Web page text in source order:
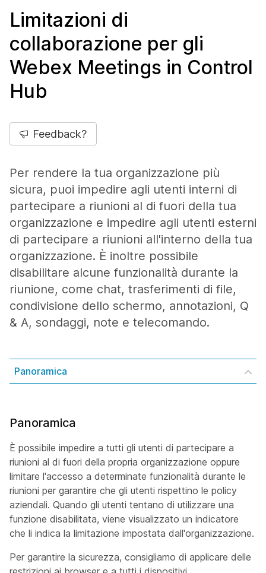
Limitazioni di
collaborazione per gli
Webex Meetings in Control
Hub
Feedback?
Per rendere la tua organizzazione più
sicura, puoi impedire agli utenti interni di
partecipare a riunioni al di fuori della tua
organizzazione e impedire agli utenti esterni
di partecipare a riunioni all'interno della tua
organizzazione. È inoltre possibile
disabilitare alcune funzionalità durante la
riunione, come chat, trasferimenti di file,
condivisione dello schermo, annotazioni, Q
& A, sondaggi, note e telecomando.
Panoramica
Panoramica
È possibile impedire a tutti gli utenti di partecipare a
riunioni al di fuori della propria organizzazione oppure
limitare l'accesso a determinate funzionalità durante le
riunioni per garantire che gli utenti rispettino le policy
aziendali. Quando gli utenti tentano di utilizzare una
funzione disabilitata, viene visualizzato un indicatore
che li indica la limitazione impostata dall'organizzazione.
Per garantire la sicurezza, consigliamo di applicare delle